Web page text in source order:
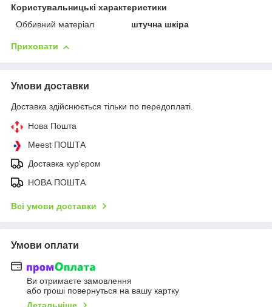
Користувальницькі характеристики
Оббивний матеріал
штучна шкіра
Приховати
Умови доставки
Доставка здійснюється тільки по передоплаті.
Нова Пошта
Meest ПОШТА
Доставка кур'єром
НОВА ПОШТА
Всі умови доставки
Умови оплати
Ви отримаєте замовлення
або гроші повернуться на вашу картку